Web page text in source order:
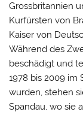
Grossbritannien
Kurfürsten von
Kaiser von
Während des
beschädigt und
1978 bis 2009 im
wurden, stehen
Spandau, wo sie